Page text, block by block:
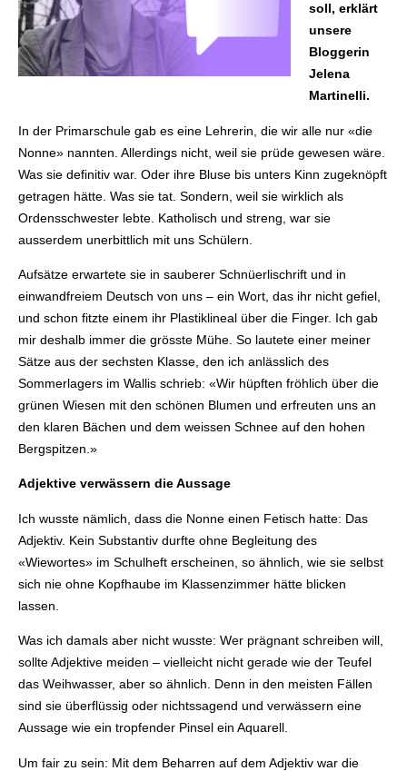
soll, erklärt
unsere
Bloggerin
Jelena
Martinelli.
In der Primarschule gab es eine Lehrerin, die wir alle nur «die
Nonne» nannten. Allerdings nicht, weil sie prüde gewesen wäre.
Was sie definitiv war. Oder ihre Bluse bis unters Kinn zugeknöpft
getragen hätte. Was sie tat. Sondern, weil sie wirklich als
Ordensschwester lebte. Katholisch und streng, war sie
ausserdem unerbittlich mit uns Schülern.
Aufsätze erwartete sie in sauberer Schnüerlischrift und in
einwandfreiem Deutsch von uns – ein Wort, das ihr nicht gefiel,
und schon fitzte einem ihr Plastiklineal über die Finger. Ich gab
mir deshalb immer die grösste Mühe. So lautete einer meiner
Sätze aus der sechsten Klasse, den ich anlässlich des
Sommerlagers im Wallis schrieb: «Wir hüpften fröhlich über die
grünen Wiesen mit den schönen Blumen und erfreuten uns an
den klaren Bächen und dem weissen Schnee auf den hohen
Bergspitzen.»
Adjektive verwässern die Aussage
Ich wusste nämlich, dass die Nonne einen Fetisch hatte: Das
Adjektiv. Kein Substantiv durfte ohne Begleitung des
«Wiewortes» im Schulheft erscheinen, so ähnlich, wie sie selbst
sich nie ohne Kopfhaube im Klassenzimmer hätte blicken
lassen.
Was ich damals aber nicht wusste: Wer prägnant schreiben will,
sollte Adjektive meiden – vielleicht nicht gerade wie der Teufel
das Weihwasser, aber so ähnlich. Denn in den meisten Fällen
sind sie überflüssig oder nichtssagend und verwässern eine
Aussage wie ein tropfender Pinsel ein Aquarell.
Um fair zu sein: Mit dem Beharren auf dem Adjektiv war die